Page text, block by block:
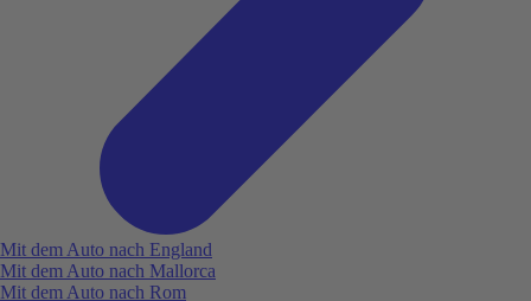
Mit dem Auto nach England
Mit dem Auto nach Mallorca
Mit dem Auto nach Rom